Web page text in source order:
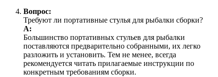
Вопрос:
Требуют ли портативные стулья для рыбалки сборки?
А:
Большинство портативных стульев для рыбалки
поставляются предварительно собранными, их легко
разложить и установить. Тем не менее, всегда
рекомендуется читать прилагаемые инструкции по
конкретным требованиям сборки.